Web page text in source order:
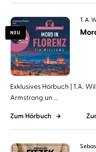
NEU
T. A.
Exklusives Hörbuch | T.A.
Armstrong un ...
Zum Hörbuch